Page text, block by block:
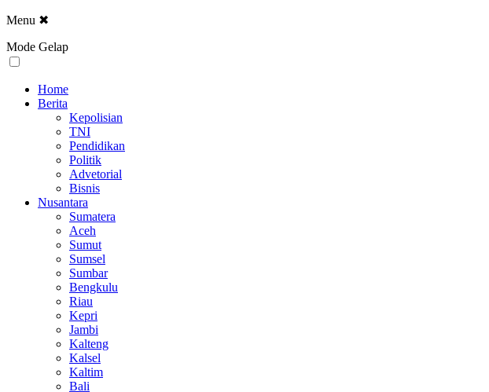
Menu ✖
Mode Gelap
Home
Berita
Kepolisian
TNI
Pendidikan
Politik
Advetorial
Bisnis
Nusantara
Sumatera
Aceh
Sumut
Sumsel
Sumbar
Bengkulu
Riau
Kepri
Jambi
Kalteng
Kalsel
Kaltim
Bali